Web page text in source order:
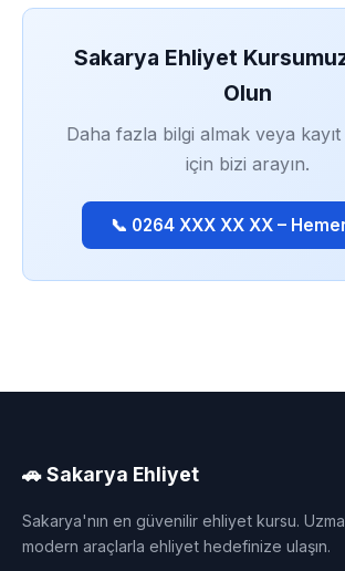
Sakarya Ehliyet
Olun
Daha fazla bilgi almak veya kayıt
için bizi arayın.
📞 0264 XXX XX XX –
🚗 Sakarya Ehliyet
Sakarya'nın en güvenilir ehliyet kursu.
modern araçlarla ehliyet hedefinize ulaşın.